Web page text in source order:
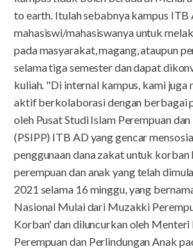
to earth. Itulah sebabnya kampus
mahasiswi/mahasiswanya untuk
pada masyarakat, magang, ataupun
selama tiga semester dan dapat
kuliah. "Di internal kampus, kami juga
aktif berkolaborasi dengan berbagai
oleh Pusat Studi Islam Perempuan
(PSIPP) ITB AD yang gencar
penggunaan dana zakat untuk
perempuan dan anak yang telah
2021 selama 16 minggu, yang
Nasional Mulai dari Muzakki
Korban' dan diluncurkan oleh Menteri
Perempuan dan Perlindungan Anak